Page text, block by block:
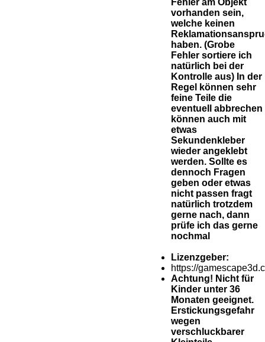
Fehler am Objekt
vorhanden sein,
welche keinen
haben. (Grobe
Fehler sortiere ich
natürlich bei der
Kontrolle aus) In der
Regel können sehr
feine Teile die
eventuell abbrechen
können auch mit
etwas
Sekundenkleber
wieder angeklebt
werden. Sollte es
dennoch Fragen
geben oder etwas
nicht passen fragt
natürlich trotzdem
gerne nach, dann
prüfe ich das gerne
nochmal
Lizenzgeber:
https://
Achtung! Nicht für
Kinder unter 36
Monaten geeignet.
Erstickungsgefahr
wegen
verschluckbarer